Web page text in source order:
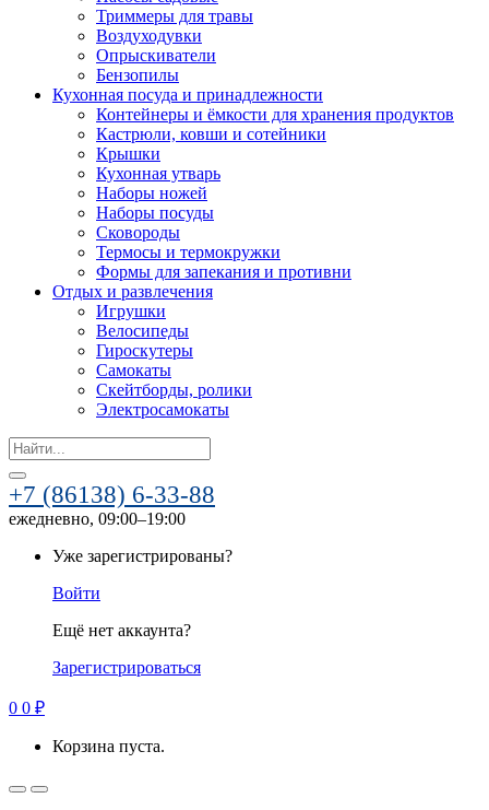
Триммеры для травы
Воздуходувки
Опрыскиватели
Бензопилы
Кухонная посуда и принадлежности
Контейнеры и ёмкости для хранения продуктов
Кастрюли, ковши и сотейники
Крышки
Кухонная утварь
Наборы ножей
Наборы посуды
Сковороды
Термосы и термокружки
Формы для запекания и противни
Отдых и развлечения
Игрушки
Велосипеды
Гироскутеры
Самокаты
Скейтборды, ролики
Электросамокаты
Search
for:
+7 (86138) 6-33-88
ежедневно, 09:00–19:00
Уже зарегистрированы?
Войти
Ещё нет аккаунта?
Зарегистрироваться
0 0 ₽
Корзина пуста.